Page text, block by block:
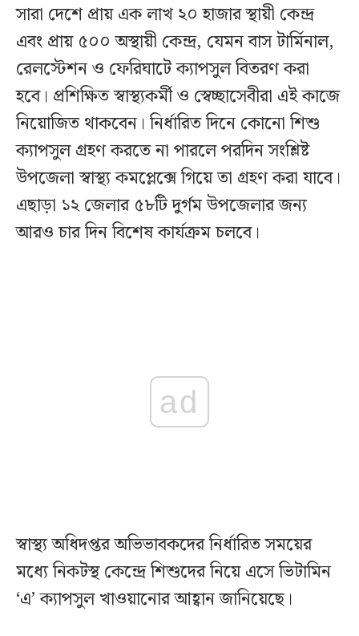
সারা দেশে প্রায় এক লাখ ২০ হাজার স্থায়ী কেন্দ্র
এবং প্রায় ৫০০ অস্থায়ী কেন্দ্র, যেমন বাস টার্মিনাল,
রেলস্টেশন ও ফেরিঘাটে ক্যাপসুল বিতরণ করা
হবে। প্রশিক্ষিত স্বাস্থ্যকর্মী ও স্বেচ্ছাসেবীরা এই কাজে
নিয়োজিত থাকবেন। নির্ধারিত দিনে কোনো শিশু
ক্যাপসুল গ্রহণ করতে না পারলে পরদিন সংশ্লিষ্ট
উপজেলা স্বাস্থ্য কমপ্লেক্সে গিয়ে তা গ্রহণ করা যাবে।
এছাড়া ১২ জেলার ৫৮টি দুর্গম উপজেলার জন্য
আরও চার দিন বিশেষ কার্যক্রম চলবে।
ad
স্বাস্থ্য অধিদপ্তর অভিভাবকদের নির্ধারিত সময়ের
মধ্যে নিকটস্থ কেন্দ্রে শিশুদের নিয়ে এসে ভিটামিন
‘এ’ ক্যাপসুল খাওয়ানোর আহ্বান জানিয়েছে।